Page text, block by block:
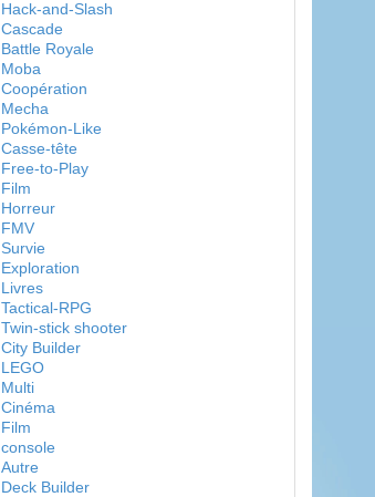
Hack-and-Slash
Cascade
Battle Royale
Moba
Coopération
Mecha
Pokémon-Like
Casse-tête
Free-to-Play
Film
Horreur
FMV
Survie
Exploration
Livres
Tactical-RPG
Twin-stick shooter
City Builder
LEGO
Multi
Cinéma
Film
console
Autre
Deck Builder